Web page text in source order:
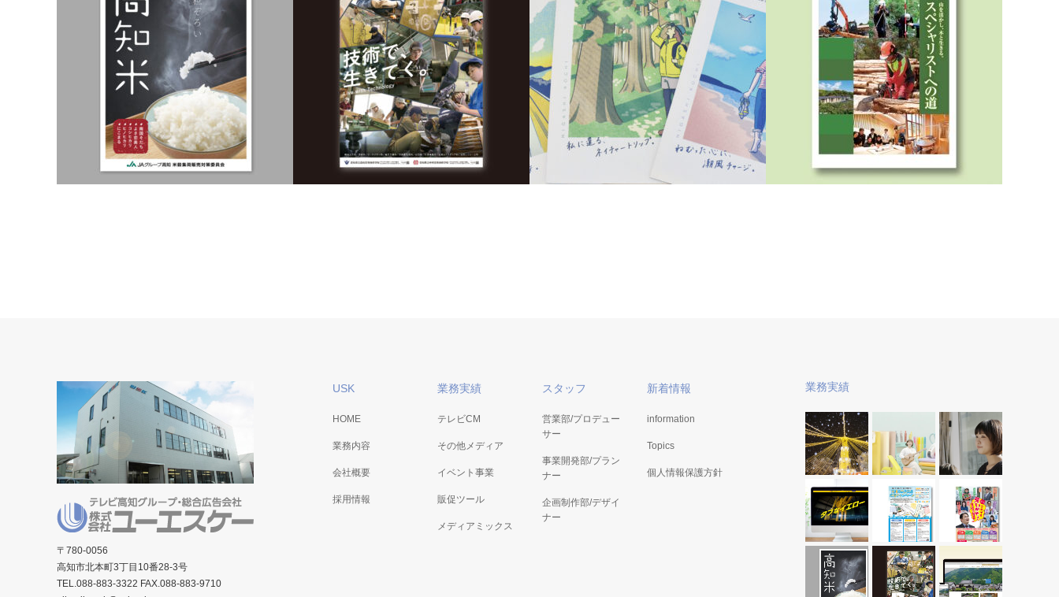
USK
HOME
業務内容
会社概要
採用情報
業務実績
テレビCM
その他メディア
イベント事業
販促ツール
メディアミックス
スタッフ
営業部/プロデュー
サー
事業開発部/プラン
ナー
企画制作部/デザイ
ナー
新着情報
information
Topics
個人情報保護方針
業務実績
〒780-0056
高知市北本町3丁目10番28-3号
TEL.088-883-3322 FAX.088-883-9710